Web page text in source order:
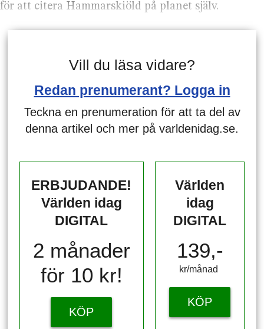
för att citera Hammarskiöld på planet själv.
Vill du läsa vidare?
Redan prenumerant? Logga in
Teckna en prenumeration för att ta del av
denna artikel och mer på varldenidag.se.
ERBJUDANDE!
Världen idag
DIGITAL
2 månader
för 10 kr!
KÖP
Världen
idag
DIGITAL
139,-
kr/månad ​​​​​​
KÖP